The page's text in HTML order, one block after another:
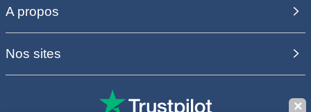
A propos
Nos sites
✕